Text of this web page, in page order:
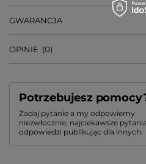
GWARANCJA
OPINIE (0)
Potrzebujesz
Zadaj pytanie a my odpowiemy
niezwłocznie, najciekawsze
odpowiedzi publikując dla innych.